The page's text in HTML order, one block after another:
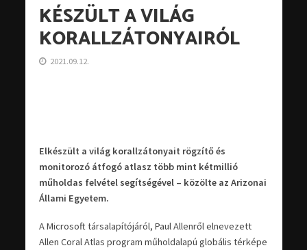
KÉSZÜLT A VILÁG
KORALLZÁTONYAIRÓL
2021.09.12.
Elkészült a világ korallzátonyait rögzítő és
monitorozó átfogó atlasz több mint kétmillió
műholdas felvétel segítségével – közölte az Arizonai
Állami Egyetem.
A Microsoft társalapítójáról, Paul Allenről elnevezett
Allen Coral Atlas program műholdalapú globális térképe